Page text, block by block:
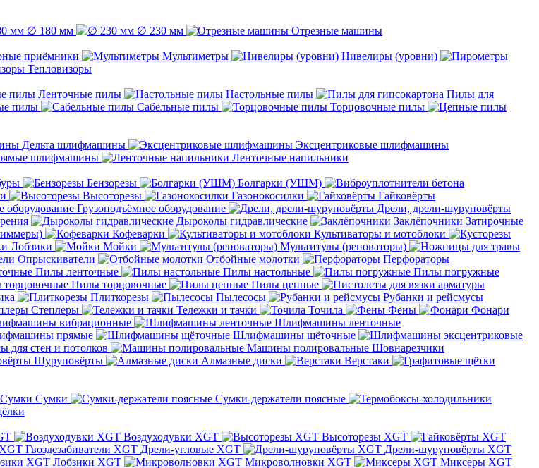
∅ 180 мм ∅ 230 мм
Отрезные машины
приёмники Мультиметры
Нивелиры (уровни)
Тепловизоры
Ленточные пилы Настольные пилы
Пилы для
пилы Сабельные пилы
Торцовочные пилы
Дельта шлифмашины
Эксцентриковые шлифмашины
шлифмашины
Ленточные напильники
Бензорезы
Болгарки (УШМ)
Высоторезы Газонокосилки
Гайковёрты
Грузоподъёмное оборудование
Дрели, дрели-шуруповёрты
Дыроколы гидравлические Заклёпочники Затирочные
Кофеварки
Культиваторы и мотоблоки
Лобзики Мойки
Мультитулы (реноваторы)
Опрыскиватели Отбойные молотки
Перфораторы
Пилы ленточные Пилы настольные
Пилы погружные
Пилы торцовочные
Пилы цепные
Плиткорезы Пылесосы
Рубанки и рейсмусы
Степлеры Тележки и тачки Точила Фены
Фонари
вибрационные
Шлифмашины ленточные
прямые
Шлифмашины щёточные
стен и потолков Машины полировальные Шовнарезчики
Шуруповёрты Алмазные диски
Верстаки
Сумки
Сумки-держатели поясные
Воздуходувки XGT
Высоторезы XGT
Гвоздезабиватели XGT Дрели-угловые XGT
Дрели-шуруповёрты XGT
Лобзики XGT Микроволновки XGT
Миксеры XGT